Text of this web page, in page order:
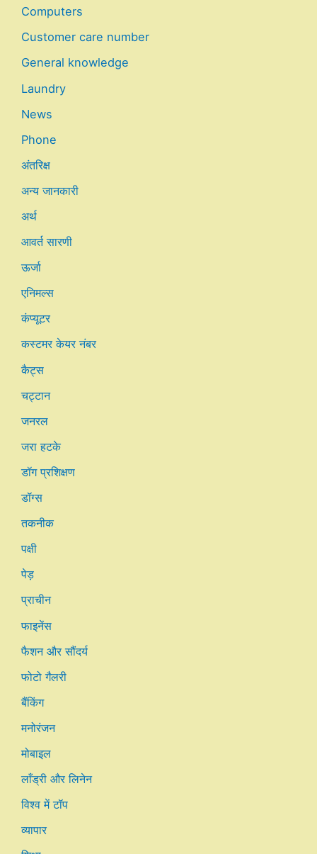
Computers
Customer care number
General knowledge
Laundry
News
Phone
अंतरिक्ष
अन्य जानकारी
अर्थ
आवर्त सारणी
ऊर्जा
एनिमल्स
कंप्यूटर
कस्टमर केयर नंबर
कैट्स
चट्टान
जनरल
जरा हटके
डॉग प्रशिक्षण
डॉग्स
तकनीक
पक्षी
पेड़
प्राचीन
फाइनेंस
फैशन और सौंदर्य
फोटो गैलरी
बैंकिंग
मनोरंजन
मोबाइल
लाँड्री और लिनेन
विश्व में टॉप
व्यापार